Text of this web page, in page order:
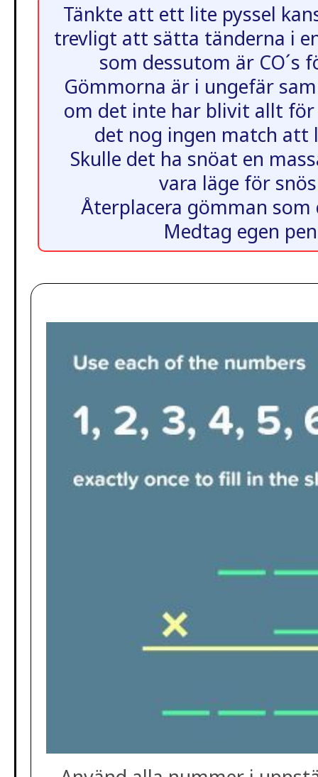
Tänkte att ett lite pyssel
trevligt att sätta tänderna i
som dessutom är CO´s
Gömmorna är i ungefär
om det inte har blivit allt för
det nog ingen match att
Skulle det ha snöat en
vara läge för
Återplacera gömman som
Medtag egen